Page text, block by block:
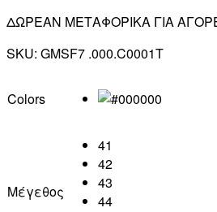
ΔΩΡΕΑΝ ΜΕΤΑΦΟΡΙΚΑ ΓΙΑ
SKU: GMSF7 .000.C0001T
Colors
Μέγεθος
41
42
43
44